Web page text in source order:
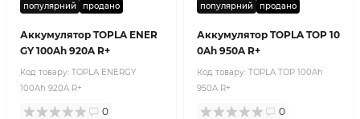
популярний продано
Аккумулятор TOPLA ENER
GY 100Ah 920A R+
Код товару: TOPLA ENERGY
100Ah 920A R+
0
популярний продано
Аккумулятор TOPLA TOP 10
0Ah 950A R+
Код товару: TOPLA TOP 100Ah
950A R+
0